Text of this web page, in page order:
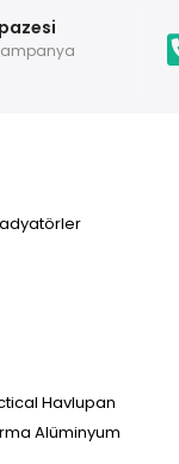
Havlupan
Alüminyum